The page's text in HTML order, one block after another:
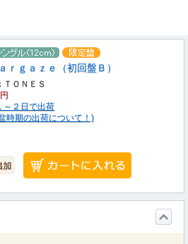
ｒｇａｚｅ（初回盤Ｂ）
ＴＯＮＥＳ
～２日で出荷
時期の出荷について！)